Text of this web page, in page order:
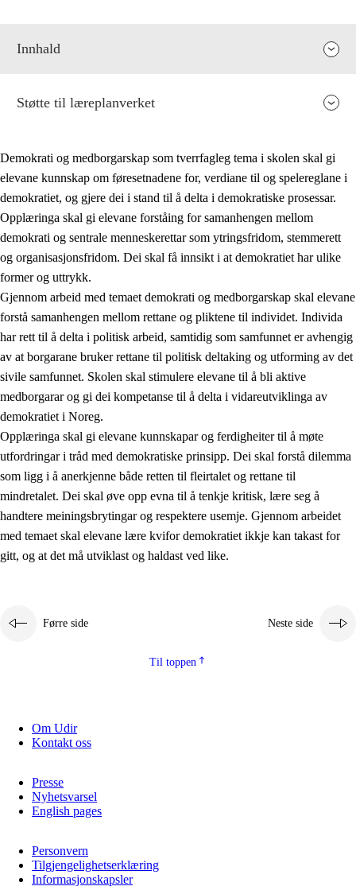
Innhald
2. Prinsipp for læring, utvikling og danning
2.1 Sosial læring og utvikling
2.2 Kompetanse i faga
2.3 Grunnleggjande ferdigheiter
2.4 Å lære å lære
Tverrfaglege tema
2.5 Tverrfaglege tema
2.5.1 Folkehelse og livsmeistring
2.5.2 Demokrati og medborgarskap
Støtte til læreplanverket
Demokrati og medborgarskap som tverrfagleg tema i skolen skal gi
elevane kunnskap om føresetnadene for, verdiane til og spelereglane i
demokratiet, og gjere dei i stand til å delta i demokratiske prosessar.
Opplæringa skal gi elevane forståing for samanhengen mellom
demokrati og sentrale menneskerettar som ytringsfridom, stemmerett
og organisasjonsfridom. Dei skal få innsikt i at demokratiet har ulike
former og uttrykk.
Gjennom arbeid med temaet demokrati og medborgarskap skal elevane
forstå samanhengen mellom rettane og pliktene til individet. Individa
har rett til å delta i politisk arbeid, samtidig som samfunnet er avhengig
av at borgarane bruker rettane til politisk deltaking og utforming av det
sivile samfunnet. Skolen skal stimulere elevane til å bli aktive
medborgarar og gi dei kompetanse til å delta i vidareutviklinga av
demokratiet i Noreg.
Opplæringa skal gi elevane kunnskapar og ferdigheiter til å møte
utfordringar i tråd med demokratiske prinsipp. Dei skal forstå dilemma
som ligg i å anerkjenne både retten til fleirtalet og rettane til
mindretalet. Dei skal øve opp evna til å tenkje kritisk, lære seg å
handtere meiningsbrytingar og respektere usemje. Gjennom arbeidet
med temaet skal elevane lære kvifor demokratiet ikkje kan takast for
gitt, og at det må utviklast og haldast ved like.
Førre side Neste side
Til toppen
Om Udir
Kontakt oss
Presse
Nyhetsvarsel
English pages
Personvern
Tilgjengelighetserklæring
Informasjonskapsler